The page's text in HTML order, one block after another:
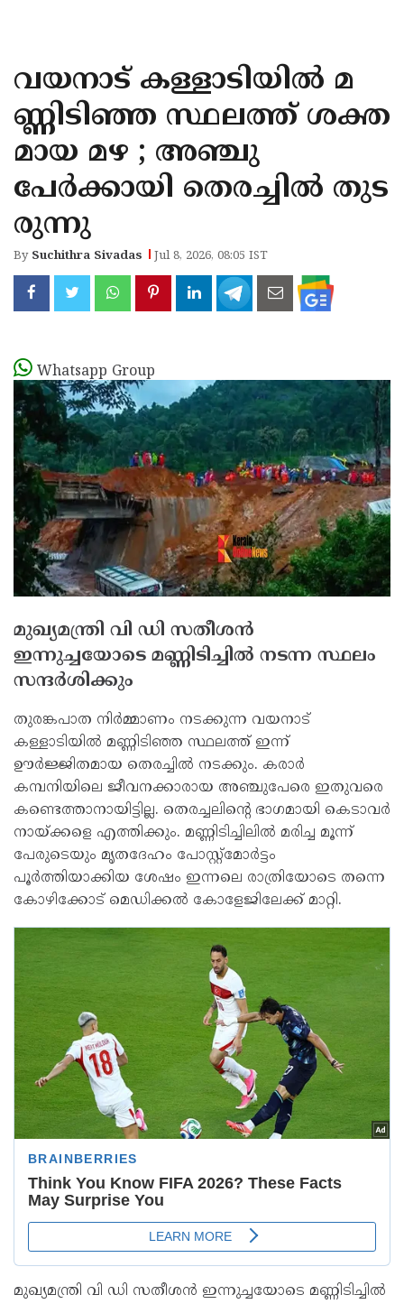
KANNUR
KASARAGOD
വയനാട് കള്ളാടിയില്‍ മ
ണ്ണിടിഞ്ഞ സ്ഥലത്ത് ശക്ത
മായ മഴ ; അഞ്ചു
പേര്‍ക്കായി തെരച്ചില്‍ തുട
രുന്നു
By Suchithra Sivadas Jul 8, 2026, 08:05 IST
Whatsapp Group
മുഖ്യമന്ത്രി വി ഡി സതീശന്‍
ഇന്നുച്ചയോടെ മണ്ണിടിച്ചില്‍ നടന്ന സ്ഥലം
സന്ദര്‍ശിക്കും
തുരങ്കപാത നിര്‍മ്മാണം നടക്കുന്ന വയനാട്
കള്ളാടിയില്‍ മണ്ണിടിഞ്ഞ സ്ഥലത്ത് ഇന്ന്
ഊര്‍ജ്ജിതമായ തെരച്ചില്‍ നടക്കും. കരാര്‍
കമ്പനിയിലെ ജീവനക്കാരായ അഞ്ചുപേരെ ഇതുവരെ
കണ്ടെത്താനായിട്ടില്ല. തെരച്ചലിന്റെ ഭാഗമായി കെടാവര്‍
നായ്ക്കളെ എത്തിക്കും. മണ്ണിടിച്ചിലില്‍ മരിച്ച മൂന്ന്
പേരുടെയും മൃതദേഹം പോസ്റ്റ്‌മോര്‍ട്ടം
പൂര്‍ത്തിയാക്കിയ ശേഷം ഇന്നലെ രാത്രിയോടെ തന്നെ
കോഴിക്കോട് മെഡിക്കല്‍ കോളേജിലേക്ക് മാറ്റി.
മുഖ്യമന്ത്രി വി ഡി സതീശന്‍ ഇന്നുച്ചയോടെ മണ്ണിടിച്ചില്‍